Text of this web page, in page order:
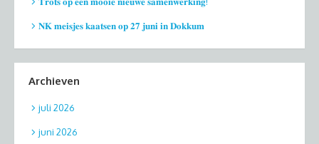
𝐍𝐊 𝐦𝐞𝐢𝐬𝐣𝐞𝐬 𝐤𝐚𝐚𝐭𝐬𝐞𝐧 𝐨𝐩 𝟐𝟕 𝐣𝐮𝐧𝐢 𝐢𝐧 𝐃𝐨𝐤𝐤𝐮𝐦
Archieven
juli 2026
juni 2026